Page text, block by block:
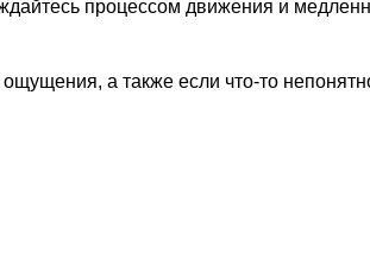
процессом движения и
а также если что-то